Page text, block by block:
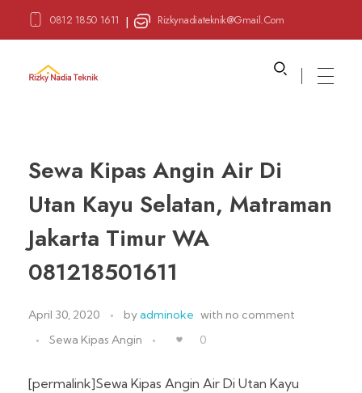
0812 1850 1611 | Rizkynadiateknik@gmail.com
Sewa Kipas Angin Air Di
Utan Kayu Selatan, Matraman
Jakarta Timur WA
081218501611
April 30, 2020 byadminoke with no comment
Sewa Kipas Angin
0
[permalink]Sewa Kipas Angin Air Di Utan Kayu